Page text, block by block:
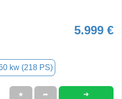
5.999 €
kw (218 PS)
★ ➦ ➜